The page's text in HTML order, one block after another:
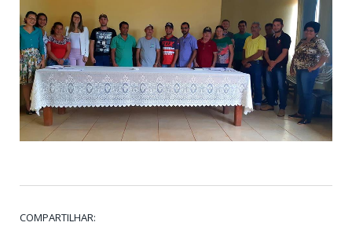
COMPARTILHAR: